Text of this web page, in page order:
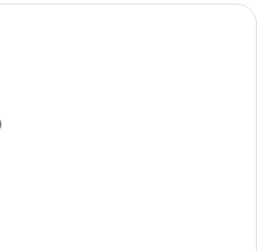
豪華雙床房 | 高級寢具、羽絨被、客